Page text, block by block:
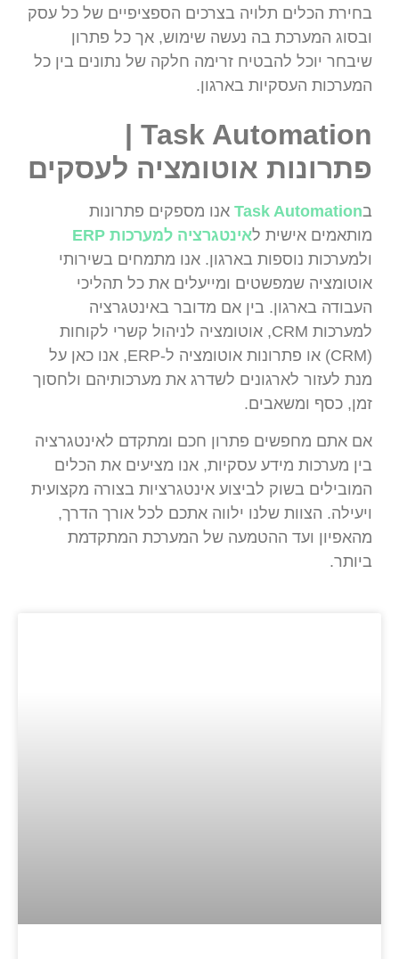
בחירת הכלים תלויה בצרכים הספציפיים של כל עסק
ובסוג המערכת בה נעשה שימוש, אך כל פתרון
שיבחר יוכל להבטיח זרימה חלקה של נתונים בין כל
המערכות העסקיות בארגון.
Task Automation |
פתרונות אוטומציה לעסקים
בTask Automation אנו מספקים פתרונות
מותאמים אישית לאינטגרציה למערכות ERP
ולמערכות נוספות בארגון. אנו מתמחים בשירותי
אוטומציה שמפשטים ומייעלים את כל תהליכי
העבודה בארגון. בין אם מדובר באינטגרציה
למערכות CRM, אוטומציה לניהול קשרי לקוחות
(CRM) או פתרונות אוטומציה ל-ERP, אנו כאן על
מנת לעזור לארגונים לשדרג את מערכותיהם ולחסוך
זמן, כסף ומשאבים.
אם אתם מחפשים פתרון חכם ומתקדם לאינטגרציה
בין מערכות מידע עסקיות, אנו מציעים את הכלים
המובילים בשוק לביצוע אינטגרציות בצורה מקצועית
ויעילה. הצוות שלנו ילווה אתכם לכל אורך הדרך,
מהאפיון ועד ההטמעה של המערכת המתקדמת
ביותר.